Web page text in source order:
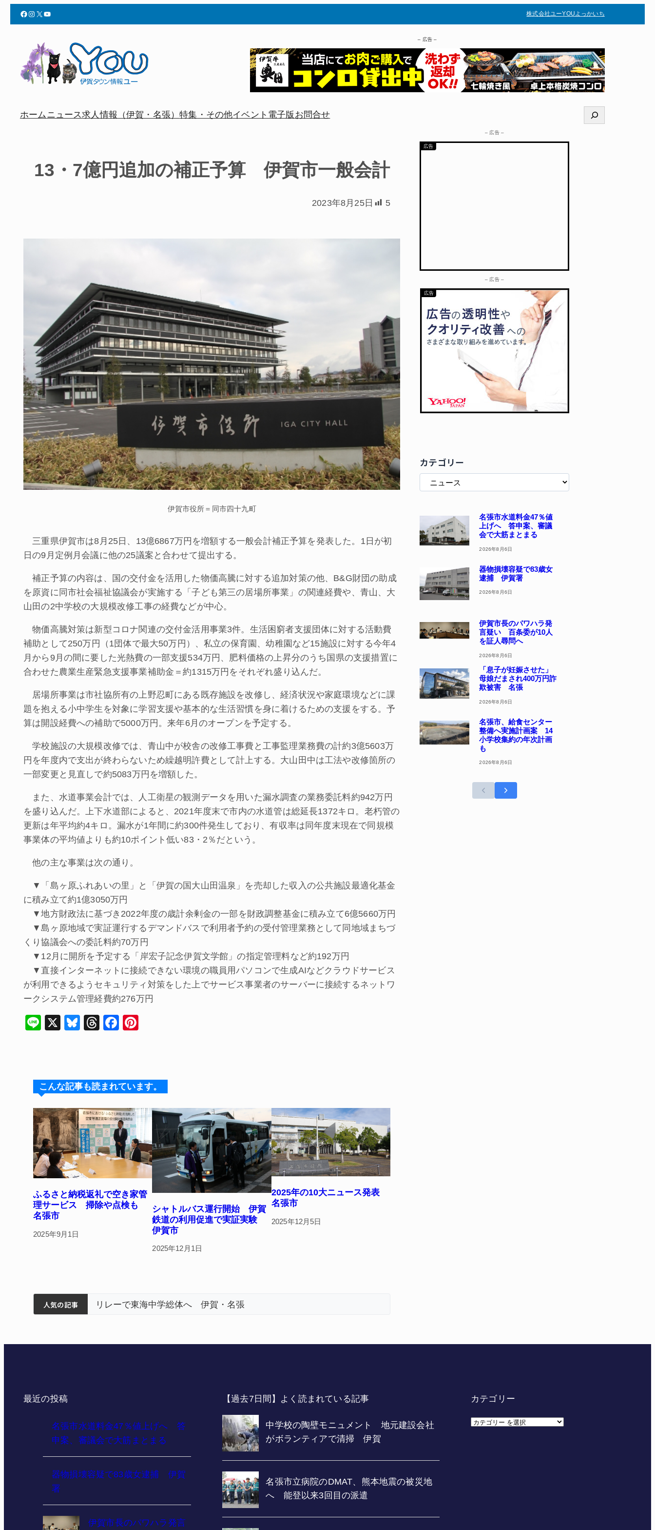
Facebook Instagram X YouTube 株式会社ユーYOUよっかいち
– 広告 –
ホームニュース求人情報（伊賀・名張）特集・その他イベント 電子版 お問合せ
検
索
13・7億円追加の補正予算 伊賀市一般会計
2023年8月25日 5
伊賀市役所＝同市四十九町
三重県伊賀市は8月25日、13億6867万円を増額する一般会計補正予算を発表した。1日が初
日の9月定例月会議に他の25議案と合わせて提出する。
補正予算の内容は、国の交付金を活用した物価高騰に対する追加対策の他、B&G財団の助成
を原資に同市社会福祉協議会が実施する「子ども第三の居場所事業」の関連経費や、青山、大
山田の2中学校の大規模改修工事の経費などが中心。
物価高騰対策は新型コロナ関連の交付金活用事業3件。生活困窮者支援団体に対する活動費
補助として250万円（1団体で最大50万円）、私立の保育園、幼稚園など15施設に対する今年4
月から9月の間に要した光熱費の一部支援534万円、肥料価格の上昇分のうち国県の支援措置に
合わせた農業生産緊急支援事業補助金＝約1315万円をそれぞれ盛り込んだ。
居場所事業は市社協所有の上野忍町にある既存施設を改修し、経済状況や家庭環境などに課
題を抱える小中学生を対象に学習支援や基本的な生活習慣を身に着けるための支援をする。予
算は開設経費への補助で5000万円。来年6月のオープンを予定する。
学校施設の大規模改修では、青山中が校舎の改修工事費と工事監理業務費の計約3億5603万
円を年度内で支出が終わらないため繰越明許費として計上する。大山田中は工法や改修箇所の
一部変更と見直しで約5083万円を増額した。
また、水道事業会計では、人工衛星の観測データを用いた漏水調査の業務委託料約942万円
を盛り込んだ。上下水道部によると、2021年度末で市内の水道管は総延長1372キロ。老朽管の
更新は年平均約4キロ。漏水が1年間に約300件発生しており、有収率は同年度末現在で同規模
事業体の平均値よりも約10ポイント低い83・2％だという。
他の主な事業は次の通り。
▼「島ヶ原ふれあいの里」と「伊賀の国大山田温泉」を売却した収入の公共施設最適化基金
に積み立て約1億3050万円
▼地方財政法に基づき2022年度の歳計余剰金の一部を財政調整基金に積み立て6億5660万円
▼島ヶ原地域で実証運行するデマンドバスで利用者予約の受付管理業務として同地域まちづ
くり協議会への委託料約70万円
▼12月に開所を予定する「岸宏子記念伊賀文学館」の指定管理料など約192万円
▼直接インターネットに接続できない環境の職員用パソコンで生成AIなどクラウドサービス
が利用できるようセキュリティ対策をした上でサービス事業者のサーバーに接続するネットワ
ークシステム管理経費約276万円
Li
X
Bl
k
T
d
F
b
o
k
st
こんな記事も読まれています。
ふるさと納税返礼で空き家管
理サービス 掃除や点検も
名張市
2025年9月1日
シャトルバス運行開始 伊賀
鉄道の利用促進で実証実験
伊賀市
2025年12月1日
2025年の10大ニュース発表
名張市
2025年12月5日
人気の記事
ィアで清掃 伊賀
3回目の派遣
う 近大高専 リレーで東海中学総体へ 伊賀・名張
– 広告 –
– 広告 –
カテゴリー
名張市水道料金47％値
上げへ 答申案、審議
会で大筋まとまる
2026年8月6日
器物損壊容疑で83歳女
逮捕 伊賀署
2026年8月6日
伊賀市長のパワハラ発
言疑い 百条委が10人
を証人尋問へ
2026年8月6日
「息子が妊娠させた」
母娘だまされ400万円詐
欺被害 名張
2026年8月6日
名張市、給食センター
整備へ実施計画案 14
小学校集約の年次計画
も
2026年8月6日
最近の投稿
名張市水道料金47％値上げへ 答
申案、審議会で大筋まとまる
器物損壊容疑で83歳女逮捕 伊賀
署
伊賀市長のパワハラ発言
【過去7日間】よく読まれている記事 カテゴリー
カ